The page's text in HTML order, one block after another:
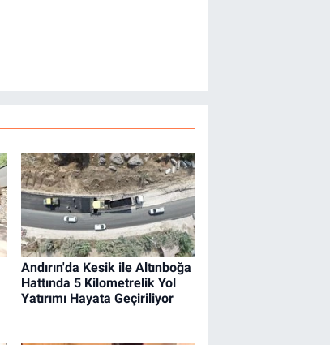
Andırın'da Kesik ile Altınboğa
Hattında 5 Kilometrelik Yol
Yatırımı Hayata Geçiriliyor